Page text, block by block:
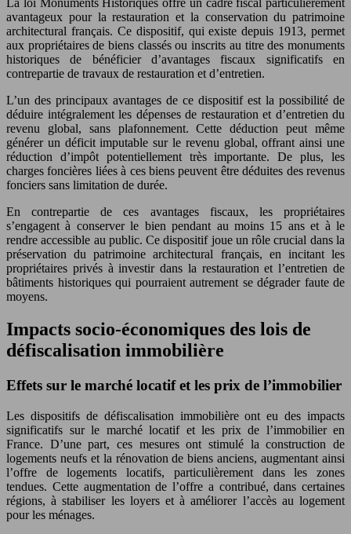
avantageux pour la restauration et la conservation du patrimoine
architectural français. Ce dispositif, qui existe depuis 1913, permet
aux propriétaires de biens classés ou inscrits au titre des monuments
historiques de bénéficier d’avantages fiscaux significatifs en
contrepartie de travaux de restauration et d’entretien.
L’un des principaux avantages de ce dispositif est la possibilité de
déduire intégralement les dépenses de restauration et d’entretien du
revenu global, sans plafonnement. Cette déduction peut même
générer un déficit imputable sur le revenu global, offrant ainsi une
réduction d’impôt potentiellement très importante. De plus, les
charges foncières liées à ces biens peuvent être déduites des revenus
fonciers sans limitation de durée.
En contrepartie de ces avantages fiscaux, les propriétaires
s’engagent à conserver le bien pendant au moins 15 ans et à le
rendre accessible au public. Ce dispositif joue un rôle crucial dans la
préservation du patrimoine architectural français, en incitant les
propriétaires privés à investir dans la restauration et l’entretien de
bâtiments historiques qui pourraient autrement se dégrader faute de
moyens.
Impacts socio-économiques des lois de
défiscalisation immobilière
Effets sur le marché locatif et les prix de l’immobilier
Les dispositifs de défiscalisation immobilière ont eu des impacts
significatifs sur le marché locatif et les prix de l’immobilier en
France. D’une part, ces mesures ont stimulé la construction de
logements neufs et la rénovation de biens anciens, augmentant ainsi
l’offre de logements locatifs, particulièrement dans les zones
tendues. Cette augmentation de l’offre a contribué, dans certaines
régions, à stabiliser les loyers et à améliorer l’accès au logement
pour les ménages.